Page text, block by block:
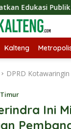
tentang
Kalteng
DPRD
Ini